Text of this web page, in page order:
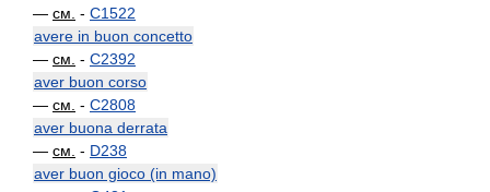
— см. - C1522
avere in buon concetto
— см. - C2392
aver buon corso
— см. - C2808
aver buona derrata
— см. - D238
aver buon gioco (in mano)